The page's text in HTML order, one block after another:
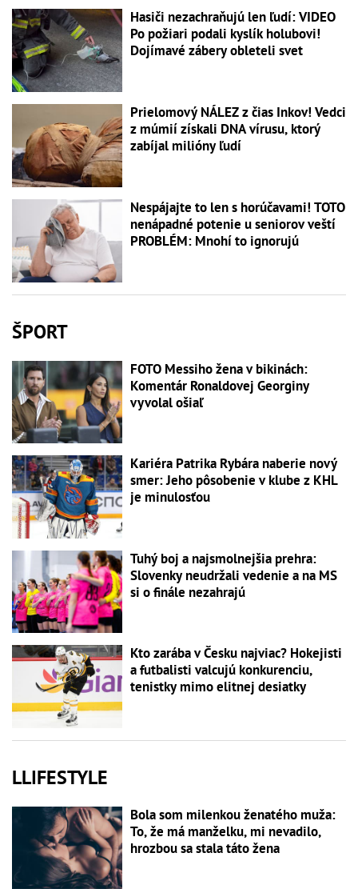
Hasiči nezachraňujú len ľudí: VIDEO
Po požiari podali kyslík holubovi!
Dojímavé zábery obleteli svet
Prielomový NÁLEZ z čias Inkov! Vedci
z múmií získali DNA vírusu, ktorý
zabíjal milióny ľudí
Nespájajte to len s horúčavami! TOTO
nenápadné potenie u seniorov veští
PROBLÉM: Mnohí to ignorujú
ŠPORT
FOTO Messiho žena v bikinách:
Komentár Ronaldovej Georginy
vyvolal ošiaľ
Kariéra Patrika Rybára naberie nový
smer: Jeho pôsobenie v klube z KHL
je minulosťou
Tuhý boj a najsmolnejšia prehra:
Slovenky neudržali vedenie a na MS
si o finále nezahrajú
Kto zarába v Česku najviac? Hokejisti
a futbalisti valcujú konkurenciu,
tenistky mimo elitnej desiatky
LLIFESTYLE
Bola som milenkou ženatého muža:
To, že má manželku, mi nevadilo,
hrozbou sa stala táto žena